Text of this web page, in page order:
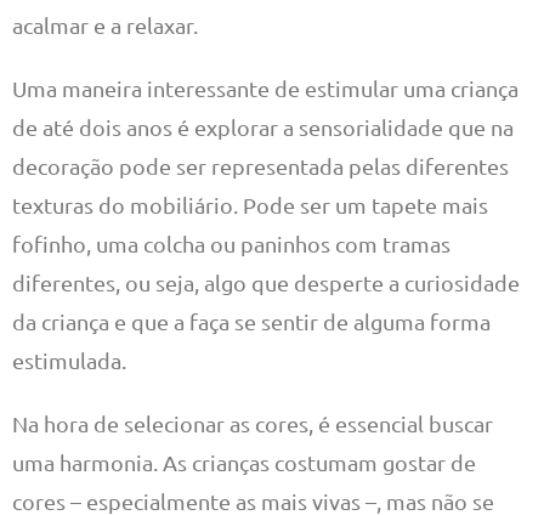
acalmar e a relaxar.
Uma maneira interessante de estimular uma criança
de até dois anos é explorar a sensorialidade que na
decoração pode ser representada pelas diferentes
texturas do mobiliário. Pode ser um tapete mais
fofinho, uma colcha ou paninhos com tramas
diferentes, ou seja, algo que desperte a curiosidade
da criança e que a faça se sentir de alguma forma
estimulada.
Na hora de selecionar as cores, é essencial buscar
uma harmonia. As crianças costumam gostar de
cores – especialmente as mais vivas –, mas não se